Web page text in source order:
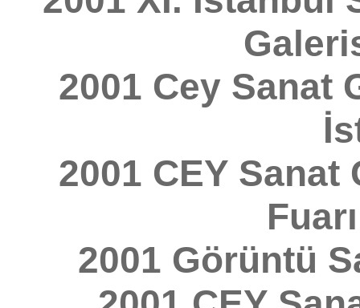
2001 Cey Sanat
2001 CEY
2001 Görüntü